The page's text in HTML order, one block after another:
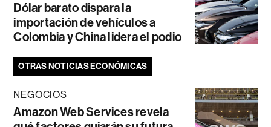
Dólar barato dispara la
importación de vehículos a
Colombia y China lidera el podio
OTRAS NOTICIAS ECONÓMICAS
NEGOCIOS
Amazon Web Services revela